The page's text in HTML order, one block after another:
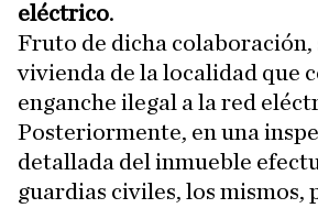
eléctrico.
Fruto de dicha colaboración,
vivienda de la localidad que
enganche ilegal a la red
Posteriormente, en una
detallada del inmueble
guardias civiles, los mismos,